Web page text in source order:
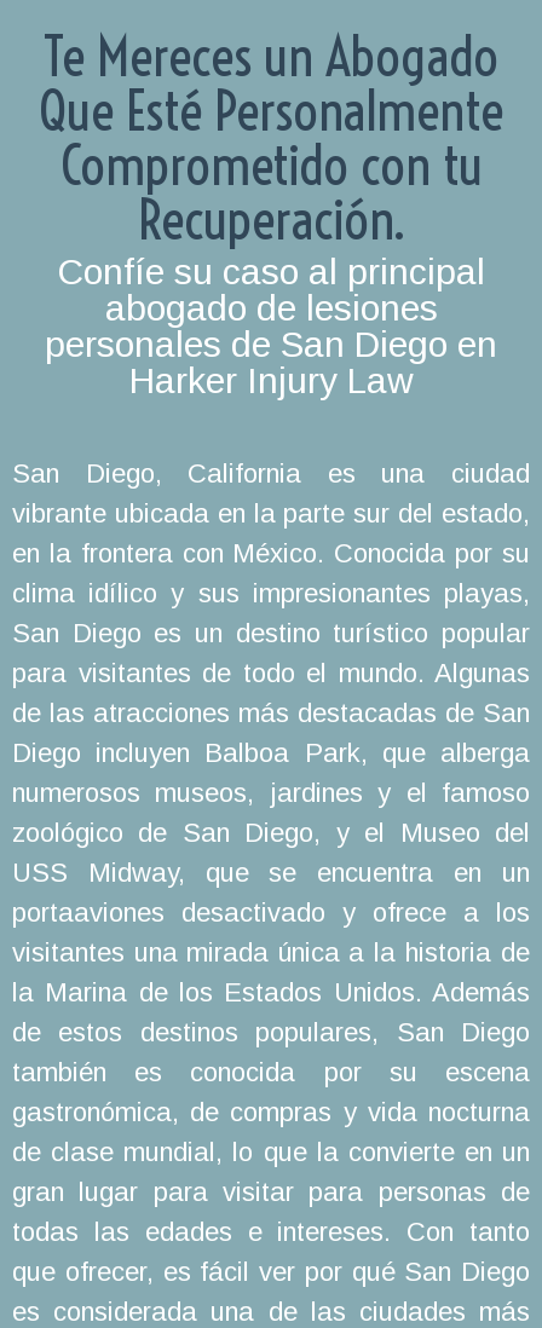
Te Mereces un Abogado
Que Esté Personalmente
Comprometido con tu
Recuperación.
Confíe su caso al principal
abogado de lesiones
personales de San Diego en
Harker Injury Law
San Diego, California es una ciudad
vibrante ubicada en la parte sur del estado,
en la frontera con México. Conocida por su
clima idílico y sus impresionantes playas,
San Diego es un destino turístico popular
para visitantes de todo el mundo. Algunas
de las atracciones más destacadas de San
Diego incluyen Balboa Park, que alberga
numerosos museos, jardines y el famoso
zoológico de San Diego, y el Museo del
USS Midway, que se encuentra en un
portaaviones desactivado y ofrece a los
visitantes una mirada única a la historia de
la Marina de los Estados Unidos. Además
de estos destinos populares, San Diego
también es conocida por su escena
gastronómica, de compras y vida nocturna
de clase mundial, lo que la convierte en un
gran lugar para visitar para personas de
todas las edades e intereses. Con tanto
que ofrecer, es fácil ver por qué San Diego
es considerada una de las ciudades más